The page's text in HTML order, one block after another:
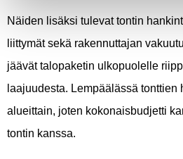
Näiden lisäksi tulevat tontin
liittymät sekä rakennuttajan
jäävät talopaketin ulkopuolelle
laajuudesta. Lempäälässä tonttien
alueittain, joten kokonaisbudjetti
tontin kanssa.